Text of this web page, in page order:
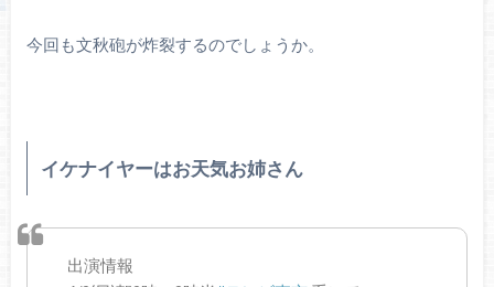
今回も文秋砲が炸裂するのでしょうか。
イケナイヤーはお天気お姉さん
出演情報